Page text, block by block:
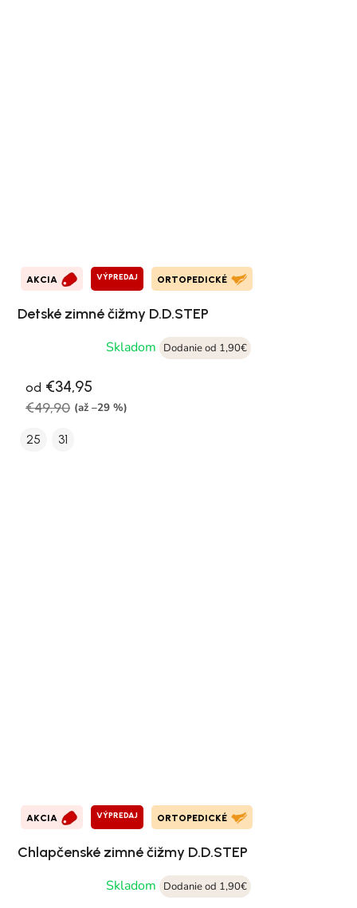
AKCIA VÝPREDAJ ORTOPEDICKÉ
Detské zimné čižmy D.D.STEP
Skladom
Dodanie od 1,90€
od €34,95
€49,90 (až –29 %)
25 31
AKCIA VÝPREDAJ ORTOPEDICKÉ
Chlapčenské zimné čižmy D.D.STEP
Skladom
Dodanie od 1,90€